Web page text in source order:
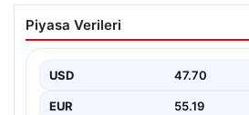
Altın fiyatları canlı 7
fiyatları bugün ne kadar
Piyasa Verileri
USD 47.70
EUR 55.19